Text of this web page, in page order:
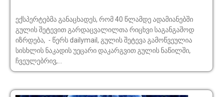
ექსპერტებმა განაცხადეს, რომ 40 წლამდე ადამიანებში
გულის შეტევით გარდაცვალილთა რიცხვი საგანგაშოდ
იზრდება, - წერს dailymail, გულის შეტევა გამოწვეულია
სისხლის ნაკადის უეცარი დაკარგვით გულის ნაწილში,
ჩვეულებრივ,...